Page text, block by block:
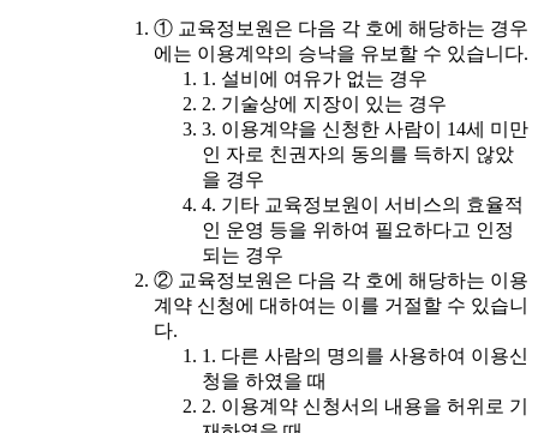
① 교육정보원은 다음 각 호에 해당하는 경우
에는 이용계약의 승낙을 유보할 수 있습니다.
1. 설비에 여유가 없는 경우
2. 기술상에 지장이 있는 경우
3. 이용계약을 신청한 사람이 14세 미만
인 자로 친권자의 동의를 득하지 않았
을 경우
4. 기타 교육정보원이 서비스의 효율적
인 운영 등을 위하여 필요하다고 인정
되는 경우
② 교육정보원은 다음 각 호에 해당하는 이용
계약 신청에 대하여는 이를 거절할 수 있습니
다.
1. 다른 사람의 명의를 사용하여 이용신
청을 하였을 때
2. 이용계약 신청서의 내용을 허위로 기